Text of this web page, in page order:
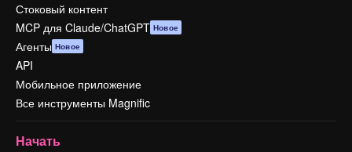
Стоковый контент
MCP для Claude/ChatGPT Новое
Агенты Новое
API
Мобильное приложение
Все инструменты Magnific
Начать